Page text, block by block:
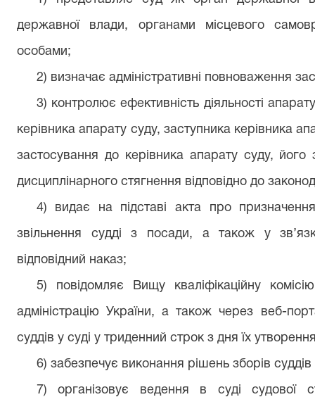
державної влади, органами місцевого
особами;
2) визначає адміністративні повноваження
3) контролює ефективність діяльності
керівника апарату суду, заступника керівника
застосування до керівника апарату суду,
дисциплінарного стягнення відповідно до
4) видає на підставі акта про
звільнення судді з посади, а також у
відповідний наказ;
5) повідомляє Вищу кваліфікаційну
адміністрацію України, а також через веб-
суддів у суді у триденний строк з дня їх
6) забезпечує виконання рішень зборів суддів
7) організовує ведення в суді судової